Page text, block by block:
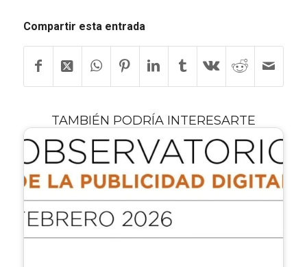
Compartir esta entrada
TAMBIÉN PODRÍA INTERESARTE